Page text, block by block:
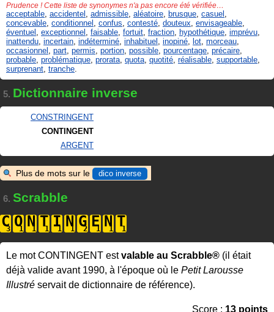
Prudence ! Cette liste de synonymes n'a pas encore été vérifiée…
acceptable accidentel admissible aléatoire brusque casuel
concevable conditionnel confus contesté douteux envisageable
éventuel exceptionnel faisable fortuit fraction hypothétique imprévu
inattendu incertain indéterminé inhabituel inopiné lot morceau
occasionnel part permis portion possible pourcentage précaire
probable problématique prorata quota quotité réalisable supportable
surprenant tranche
5. Dictionnaire inverse
CONSTRINGENT
CONTINGENT
ARGENT
Plus de mots sur le dico inverse
6. Scrabble
C O N T I N G E N T
Le mot CONTINGENT estvalable au Scrabble® (il était
déjà valide avant 1990, à l'époque où le Petit Larousse
Illustré servait de dictionnaire de référence).
Score : 13 points